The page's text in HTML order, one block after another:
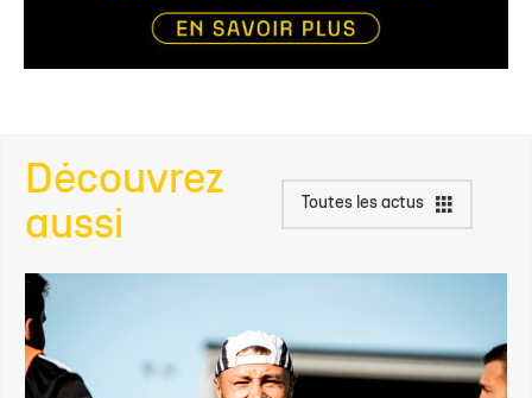
Découvrez
aussi
Toutes les actus